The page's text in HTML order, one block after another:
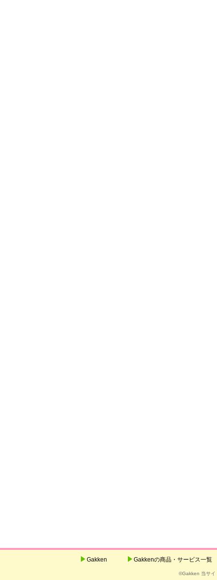
Gakken Gakkenの商品・サービス一覧
©Gakken 当サイ